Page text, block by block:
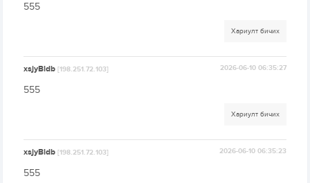
555
Хариулт бичих
xsjyBldb[198.251.72.103] 2026-06-10 06:35:27
555
Хариулт бичих
xsjyBldb[198.251.72.103] 2026-06-10 06:35:23
555